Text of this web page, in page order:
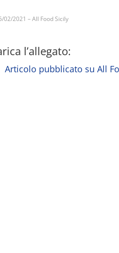
02/2021 – All Food Sicily
l’allegato:
Articolo pubblicato su All